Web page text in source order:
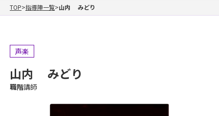
TOP 指導陣一覧 山内 みどり
声楽
山内 みどり
職階講師